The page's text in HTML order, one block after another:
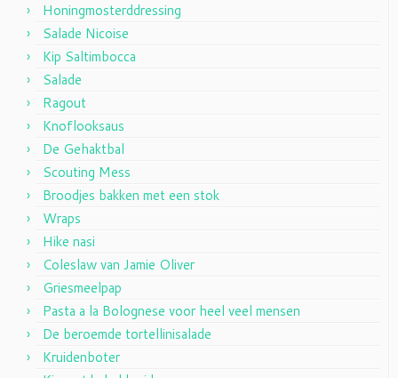
Honingmosterddressing
Salade Nicoise
Kip Saltimbocca
Salade
Ragout
Knoflooksaus
De Gehaktbal
Scouting Mess
Broodjes bakken met een stok
Wraps
Hike nasi
Coleslaw van Jamie Oliver
Griesmeelpap
Pasta a la Bolognese voor heel veel mensen
De beroemde tortellinisalade
Kruidenboter